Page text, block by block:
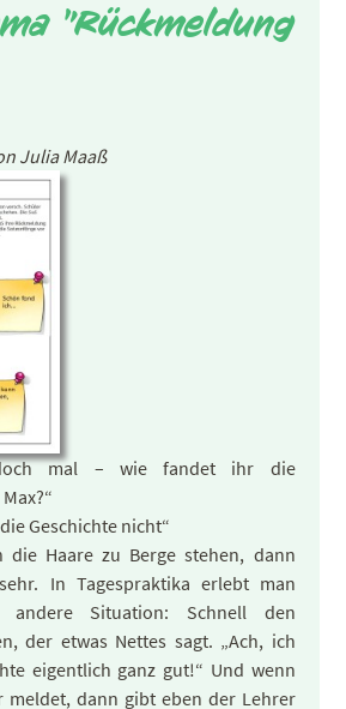
"Rückmeldung
Julia Maaß
mal – wie fandet ihr die
Geschichte nicht“
die Haare zu Berge stehen, dann
In Tagespraktika erlebt man
andere Situation: Schnell den
der etwas Nettes sagt. „Ach, ich
eigentlich ganz gut!“ Und wenn
meldet, dann gibt eben der Lehrer